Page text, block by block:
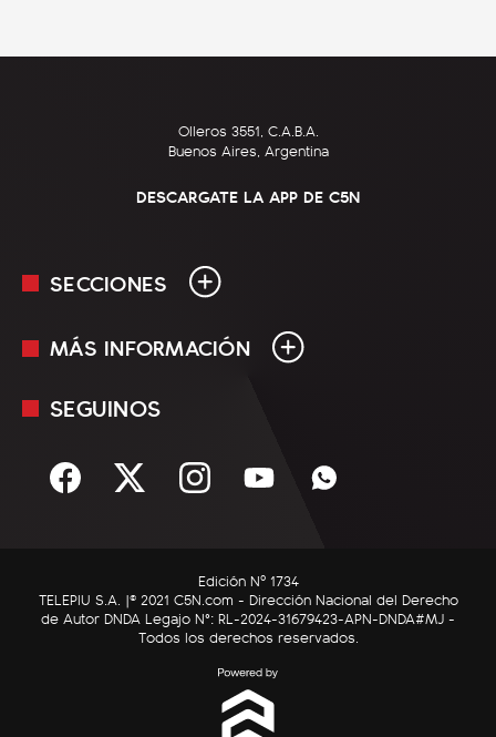
Olleros 3551, C.A.B.A.
Buenos Aires, Argentina
DESCARGATE LA APP DE C5N
SECCIONES
En Vivo
Sociedad
C5N Autos
RatingCero
MÁS INFORMACIÓN
Mediakit
Términos y condiciones
SEGUINOS
Edición Nº 1734
TELEPIU S.A. |© 2021 C5N.com - Dirección Nacional del Derecho
de Autor DNDA Legajo N°: RL-2024-31679423-APN-DNDA#MJ -
Todos los derechos reservados.